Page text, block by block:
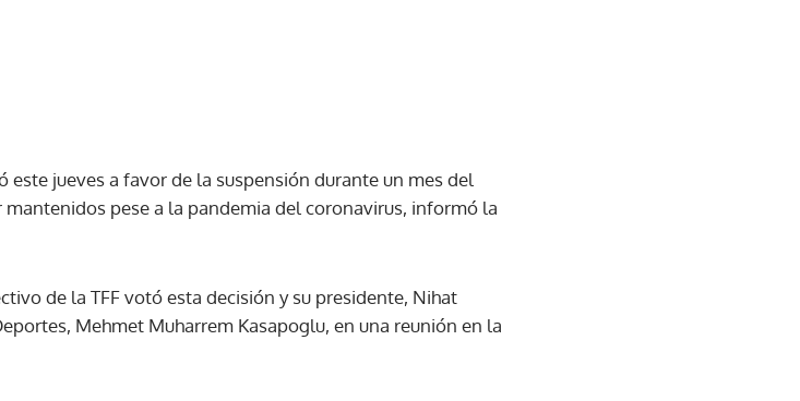
este jueves a favor de la suspensión durante un mes del
pese a la pandemia del coronavirus, informó la
de la TFF votó esta decisión y su presidente, Nihat
Mehmet Muharrem Kasapoglu, en una reunión en la